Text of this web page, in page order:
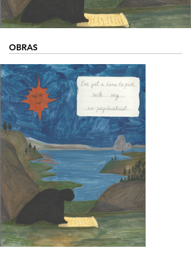
OBRAS